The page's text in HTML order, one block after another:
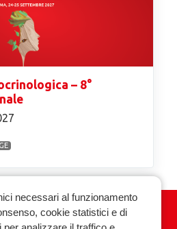
– 8°
Italiana Ginecologia
necessari al funzionamento
cookie statistici e di